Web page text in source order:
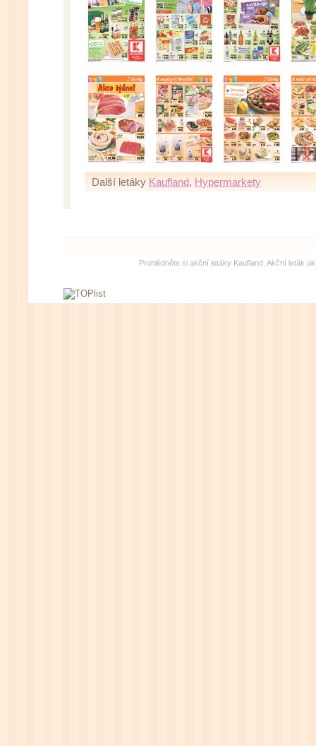
Další letáky Kaufland, Hypermarkety
Prohlédněte si akční letáky Kaufland. Akční leták